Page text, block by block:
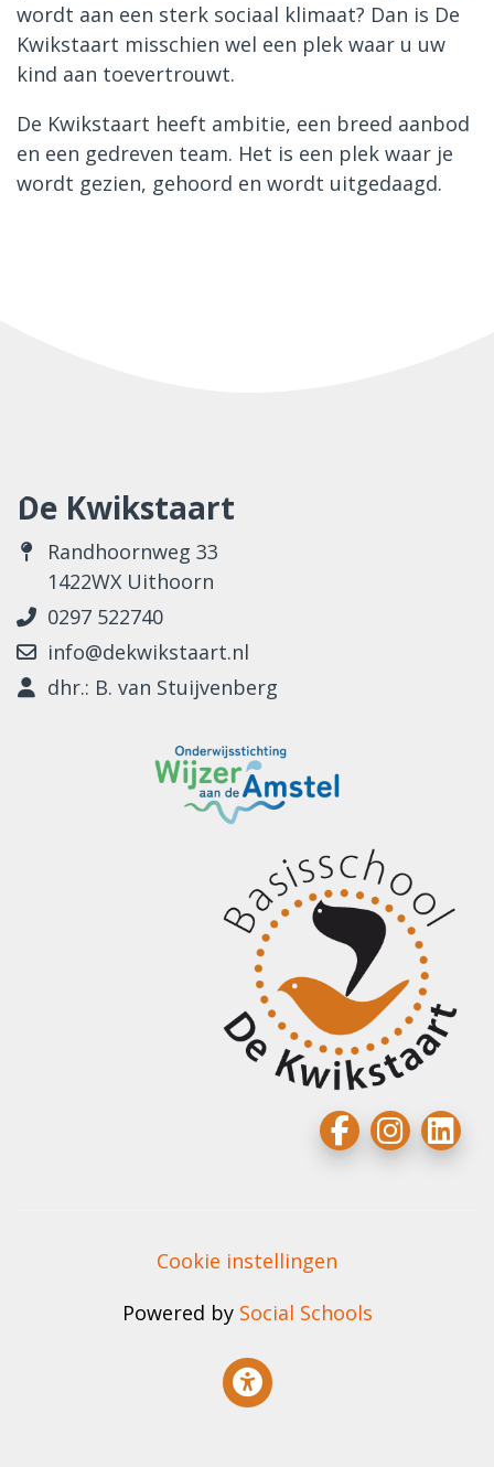
wordt aan een sterk sociaal klimaat? Dan is De
Kwikstaart misschien wel een plek waar u uw
kind aan toevertrouwt.
De Kwikstaart heeft ambitie, een breed aanbod
en een gedreven team. Het is een plek waar je
wordt gezien, gehoord en wordt uitgedaagd.
De Kwikstaart
Randhoornweg 33
1422WX Uithoorn
0297 522740
info@dekwikstaart.nl
dhr.: B. van Stuijvenberg
Cookie instellingen
Powered by Social Schools